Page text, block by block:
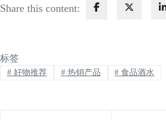
Share this content:
标签
#好物推荐 #热销产品 # 食品酒水